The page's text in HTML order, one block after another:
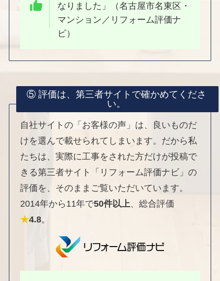
なりました」（名古屋市名東区・
マンション／リフォーム評価ナ
ビ）
⑤ 評価は、第三者サイトで確かめてくださ
い。
自社サイトの「お客様の声」は、良いものだ
けを選んで載せられてしまいます。だから私
たちは、実際に工事をされた方だけが投稿で
きる第三者サイト「リフォーム評価ナビ」の
評価を、そのままご覧いただいています。
2014年から11年で50件以上、総合評価
★4.8。